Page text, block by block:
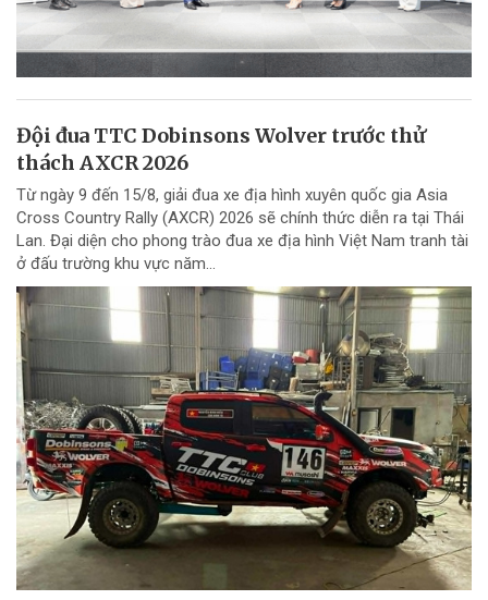
Đội đua TTC Dobinsons Wolver trước thử
thách AXCR 2026
Từ ngày 9 đến 15/8, giải đua xe địa hình xuyên quốc gia Asia
Cross Country Rally (AXCR) 2026 sẽ chính thức diễn ra tại Thái
Lan. Đại diện cho phong trào đua xe địa hình Việt Nam tranh tài
ở đấu trường khu vực năm...